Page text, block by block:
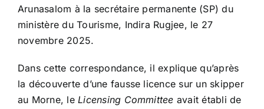
Arunasalom à la secrétaire permanente (SP) du
ministère du Tourisme, Indira Rugjee, le 27
novembre 2025.
Dans cette correspondance, il explique qu’après
la découverte d’une fausse licence sur un skipper
au Morne, leLicensing Committee avait établi de